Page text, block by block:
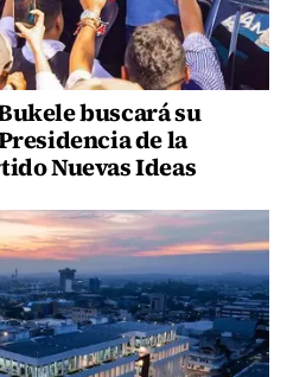
buscará su
de la
Nuevas Ideas